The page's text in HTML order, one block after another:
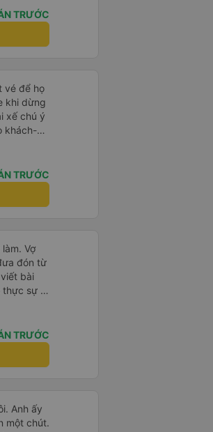
TRƯỚC
vé để họ
xế chú ý
khách-
nối
TRƯỚC
Vợ
đón từ
bài
thực sự là
nghiêm
thẳng,
xe đã đặt
du
tôi
TRƯỚC
Anh ấy
​​một chút.